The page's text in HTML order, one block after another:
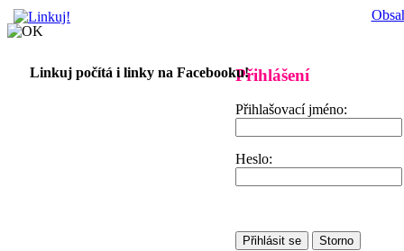
Linkuj počítá i linky na Facebooku!Přihlášení
Přihlašovací jméno:
Heslo: